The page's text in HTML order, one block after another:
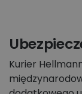
Kurier